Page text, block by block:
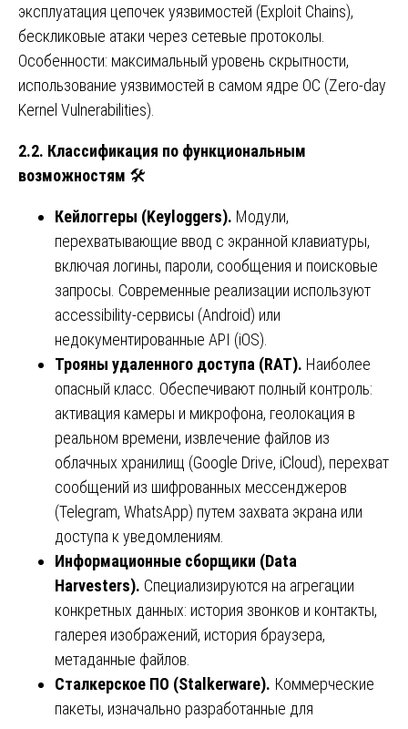
эксплуатация цепочек уязвимостей (Exploit Chains),
бескликовые атаки через сетевые протоколы.
Особенности: максимальный уровень скрытности,
использование уязвимостей в самом ядре ОС (Zero-day
Kernel Vulnerabilities).
2.2. Классификация по функциональным
возможностям 🛠️
Кейлоггеры (Keyloggers). Модули,
перехватывающие ввод с экранной клавиатуры,
включая логины, пароли, сообщения и поисковые
запросы. Современные реализации используют
accessibility-сервисы (Android) или
недокументированные API (iOS).
Трояны удаленного доступа (RAT). Наиболее
опасный класс. Обеспечивают полный контроль:
активация камеры и микрофона, геолокация в
реальном времени, извлечение файлов из
облачных хранилищ (Google Drive, iCloud), перехват
сообщений из шифрованных мессенджеров
(Telegram, WhatsApp) путем захвата экрана или
доступа к уведомлениям.
Информационные сборщики (Data
Harvesters). Специализируются на агрегации
конкретных данных: история звонков и контакты,
галерея изображений, история браузера,
метаданные файлов.
Сталкерское ПО (Stalkerware). Коммерческие
пакеты, изначально разработанные для